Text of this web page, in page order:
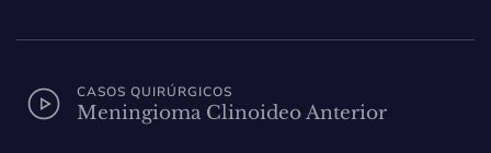
CASOS QUIRÚRGICOS
Meningioma Clinoideo Anterior